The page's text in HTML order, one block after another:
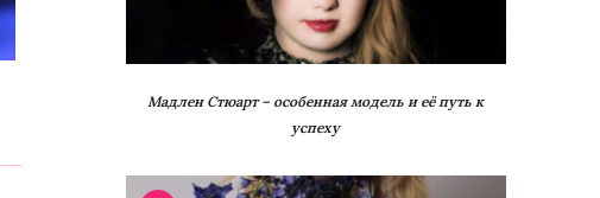
Мадлен Стюарт – особенная модель и её путь к
успеху